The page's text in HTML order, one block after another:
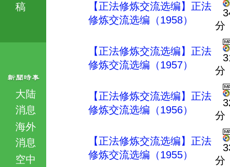
稿
大陆
消息
海外
消息
空中
【正法修炼交流选编】正法
修炼交流选编（1958）
分
【正法修炼交流选编】正法
修炼交流选编（1957）
分
【正法修炼交流选编】正法
修炼交流选编（1956）
分
【正法修炼交流选编】正法
修炼交流选编（1955）
分